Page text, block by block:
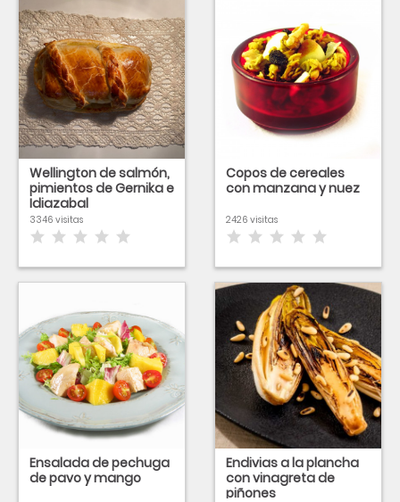
Wellington de salmón,
pimientos de Gernika e
Idiazabal
3346 visitas
Copos de cereales
con manzana y nuez
2426 visitas
Ensalada de pechuga
de pavo y mango
Endivias a la plancha
con vinagreta de
piñones